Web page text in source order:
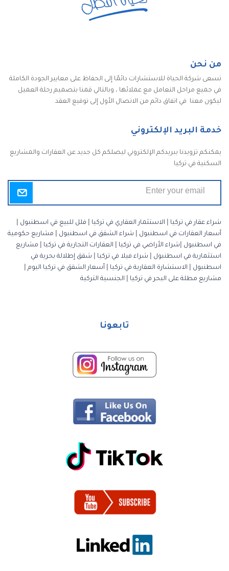
من نحن
تسعى شركة الحياة للاستشارات دائمًا إلى الحفاظ على معايير الجودة الكاملة
في جميع مراحل التعامل مع عملائها ، وبالتالي قمنا بتصميم رحلة العميل
ليكون معنا في اتفاق دائم من الاتصال الأول إلى توقيع العقد
خدمة البريد الإلكتروني
يمكنكم تزويدنا ببريدكم الإلكتروني ليصلكم كل جديد عن العقارات والمشاريع
السكنية في تركيا
شراء عقار في تركيا الاستثمار العقاري في تركيا فلل للبيع في اسطنبول
أسعار العقارات في اسطنبول
شراء الشقق في اسطنبول
مشاريع حكومية
في اسطنبول
شراء الأراضي في تركيا العقارات التجارية في تركيا
مشاريع
استثمارية في اسطنبول
شراء فيلا في تركيا
شقق إطلالة بحرية في
اسطنبول
الاستشارة العقارية في تركيا أسعار الشقق في تركيا اليوم
مشاريع مطلة على البحر في تركيا
الجنسية التركية
تابعونا